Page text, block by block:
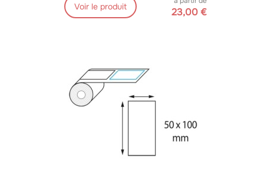
Voir le produit 23,00 €